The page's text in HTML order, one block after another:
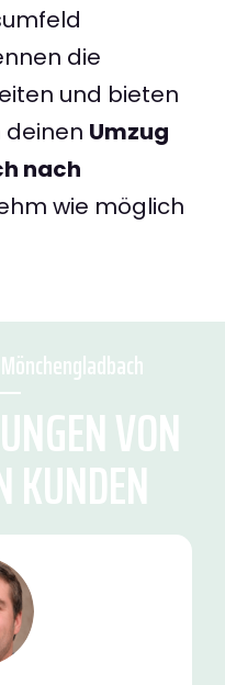
die
und bieten
deinen Umzug
nach
wie möglich
VON
KUNDEN